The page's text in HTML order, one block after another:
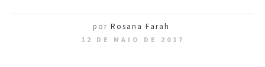
por Rosana Farah
12 DE MAIO DE 2017